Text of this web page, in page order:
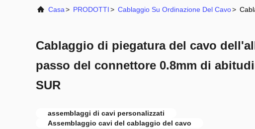
Casa> PRODOTTI> Cablaggio Su Ordinazione Del Cavo>
Cablaggio di piegatura del cavo
passo del connettore 0.8mm di
SUR
assemblaggi di cavi personalizzati
Assemblaggio cavi del cablaggio del cavo